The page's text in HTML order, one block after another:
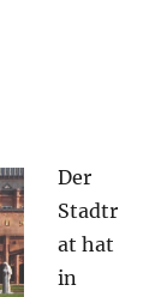
Der
Stadtr
at hat
in